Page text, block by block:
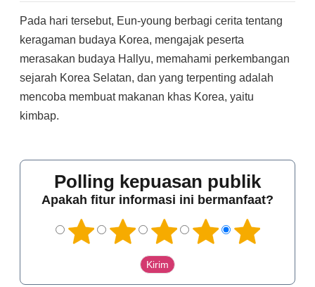
Pada hari tersebut, Eun-young berbagi cerita tentang
keragaman budaya Korea, mengajak peserta
merasakan budaya Hallyu, memahami perkembangan
sejarah Korea Selatan, dan yang terpenting adalah
mencoba membuat makanan khas Korea, yaitu
kimbap.
Polling kepuasan publik
Apakah fitur informasi ini bermanfaat?